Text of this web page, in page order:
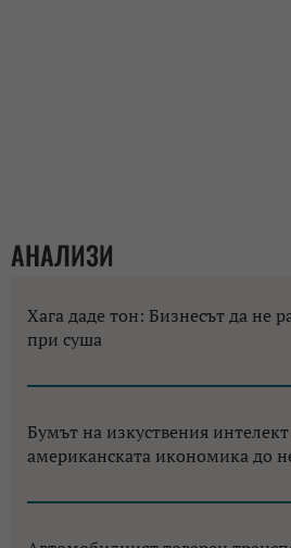
АНАЛИЗИ
Хага даде тон: Бизнесът да не
при суша
Бумът на изкуствения
американската икономика до